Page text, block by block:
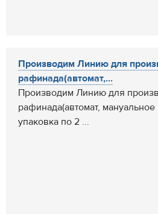
Производим Линию для
рафинада(автомат,...
Производим Линию для
рафинада(автомат, мануальное
упаковка по 2 ...